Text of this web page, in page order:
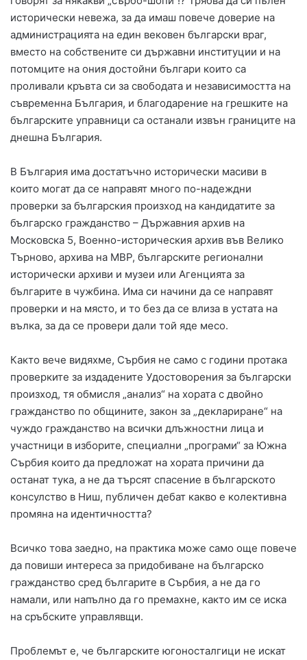
исторически невежа, за да имаш повече доверие на
администрацията на един вековен български враг,
вместо на собствените си държавни институции и на
потомците на ония достойни българи които са
проливали кръвта си за свободата и независимостта на
съвременна България, и благодарение на грешките на
българските управници са останали извън границите на
днешна България.
В България има достатъчно исторически масиви в
които могат да се направят много по-надеждни
проверки за българския произход на кандидатите за
българско гражданство – Държавния архив на
Московска 5, Военно-историческия архив във Велико
Търново, архива на МВР, българските регионални
исторически архиви и музеи или Агенцията за
българите в чужбина. Има си начини да се направят
проверки и на място, и то без да се влиза в устата на
вълка, за да се провери дали той яде месо.
Както вече видяхме, Сърбия не само с години протака
проверките за издадените Удостоворения за български
произход, тя обмисля „анализ“ на хората с двойно
гражданство по общините, закон за „деклариране“ на
чуждо гражданство на всички длъжностни лица и
участници в изборите, специални „програми“ за Южна
Сърбия които да предложат на хората причини да
останат тука, а не да търсят спасение в българското
консулство в Ниш, публичен дебат какво е колективна
промяна на идентичността?
Всичко това заедно, на практика може само още повече
да повиши интереса за придобиване на българско
гражданство сред българите в Сърбия, а не да го
намали, или напълно да го премахне, както им се иска
на сръбските управлявщи.
Проблемът е, че българските югоносталгици не искат